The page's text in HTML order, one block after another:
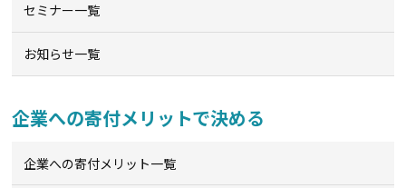
セミナー一覧
お知らせ一覧
企業への寄付メリットで決める
企業への寄付メリット一覧